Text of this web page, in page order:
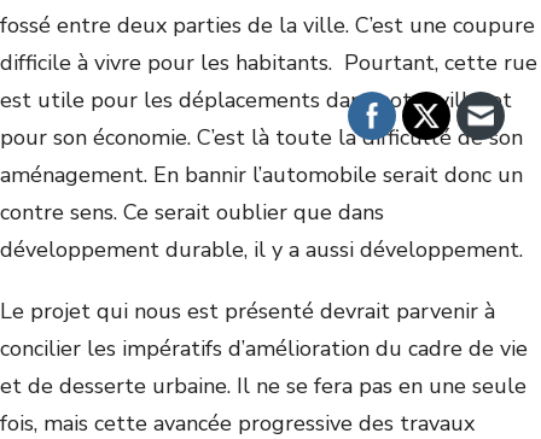
fossé entre deux parties de la ville. C’est une coupure
difficile à vivre pour les habitants. Pourtant, cette rue
est utile pour les déplacements dans notre ville, et
pour son économie. C’est là toute la difficulté de son
aménagement. En bannir l’automobile serait donc un
contre sens. Ce serait oublier que dans
développement durable, il y a aussi développement.
Le projet qui nous est présenté devrait parvenir à
concilier les impératifs d’amélioration du cadre de vie
et de desserte urbaine. Il ne se fera pas en une seule
fois, mais cette avancée progressive des travaux